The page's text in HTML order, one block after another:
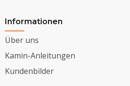
Informationen
Über uns
Kamin-Anleitungen
Kundenbilder